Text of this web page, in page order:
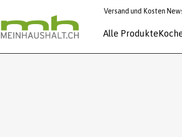
Versand und Kosten
Alle Produkte